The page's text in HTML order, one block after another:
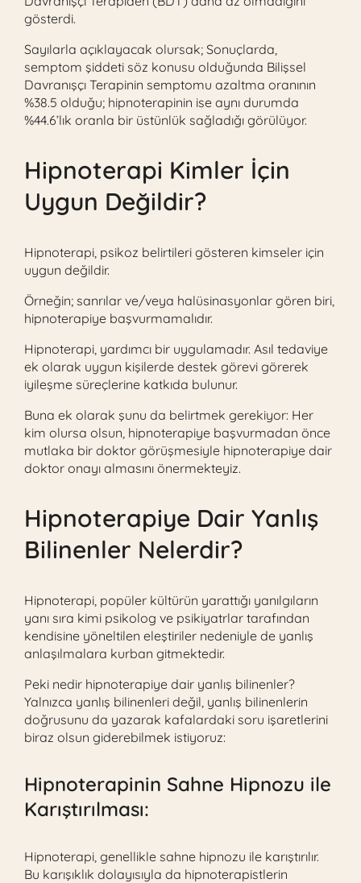
gösterdi.
Sayılarla açıklayacak olursak; Sonuçlarda,
semptom şiddeti söz konusu olduğunda Bilişsel
Davranışçı Terapinin semptomu azaltma oranının
%38.5 olduğu; hipnoterapinin ise aynı durumda
%44.6’lık oranla bir üstünlük sağladığı görülüyor.
Hipnoterapi Kimler İçin
Uygun Değildir?
Hipnoterapi, psikoz belirtileri gösteren kimseler için
uygun değildir.
Örneğin; sanrılar ve/veya halüsinasyonlar gören biri,
hipnoterapiye başvurmamalıdır.
Hipnoterapi, yardımcı bir uygulamadır. Asıl tedaviye
ek olarak uygun kişilerde destek görevi görerek
iyileşme süreçlerine katkıda bulunur.
Buna ek olarak şunu da belirtmek gerekiyor: Her
kim olursa olsun, hipnoterapiye başvurmadan önce
mutlaka bir doktor görüşmesiyle hipnoterapiye dair
doktor onayı almasını önermekteyiz.
Hipnoterapiye Dair Yanlış
Bilinenler Nelerdir?
Hipnoterapi, popüler kültürün yarattığı yanılgıların
yanı sıra kimi psikolog ve psikiyatrlar tarafından
kendisine yöneltilen eleştiriler nedeniyle de yanlış
anlaşılmalara kurban gitmektedir.
Peki nedir hipnoterapiye dair yanlış bilinenler?
Yalnızca yanlış bilinenleri değil, yanlış bilinenlerin
doğrusunu da yazarak kafalardaki soru işaretlerini
biraz olsun giderebilmek istiyoruz:
Hipnoterapinin Sahne Hipnozu ile
Karıştırılması:
Hipnoterapi, genellikle sahne hipnozu ile karıştırılır.
Bu karışıklık dolayısıyla da hipnoterapistlerin